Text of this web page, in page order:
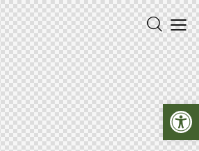
Abrir barra de herramientas